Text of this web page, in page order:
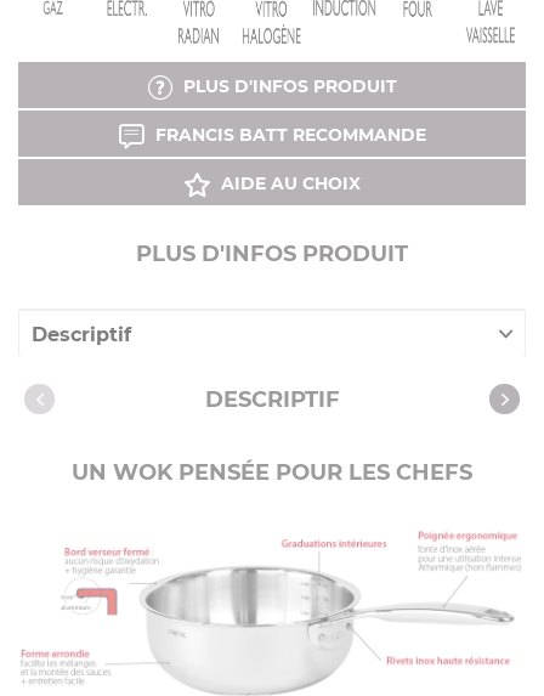
PLUS D'INFOS PRODUIT
FRANCIS BATT RECOMMANDE
AIDE AU CHOIX
PLUS D'INFOS PRODUIT
Descriptif
Caractéristiques
DESCRIPTIF
UN WOK PENSÉE POUR LES CHEFS